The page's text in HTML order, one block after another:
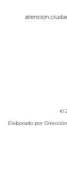
©
Elaborado por